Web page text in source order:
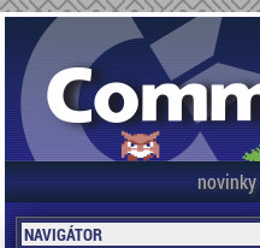
novinky
NAVIGÁTOR